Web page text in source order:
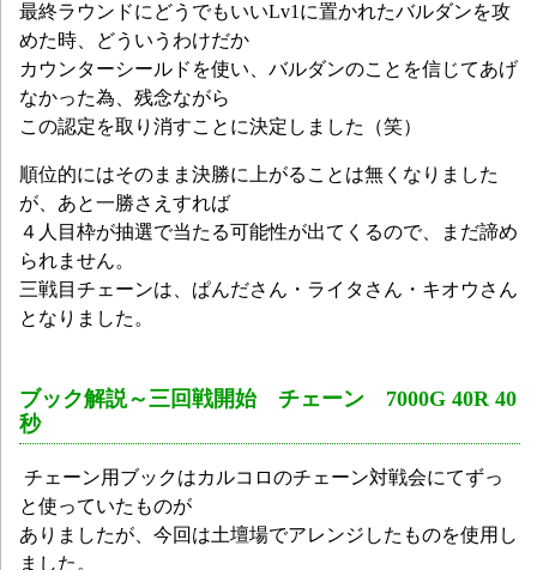
最終ラウンドにどうでもいいLv1に置かれたバルダンを攻
めた時、どういうわけだか
カウンターシールドを使い、バルダンのことを信じてあげ
なかった為、残念ながら
この認定を取り消すことに決定しました（笑）
順位的にはそのまま決勝に上がることは無くなりました
が、あと一勝さえすれば
４人目枠が抽選で当たる可能性が出てくるので、まだ諦め
られません。
三戦目チェーンは、ぱんださん・ライタさん・キオウさん
となりました。
ブック解説～三回戦開始 チェーン 7000G 40R 40
秒
チェーン用ブックはカルコロのチェーン対戦会にてずっ
と使っていたものが
ありましたが、今回は土壇場でアレンジしたものを使用し
ました。